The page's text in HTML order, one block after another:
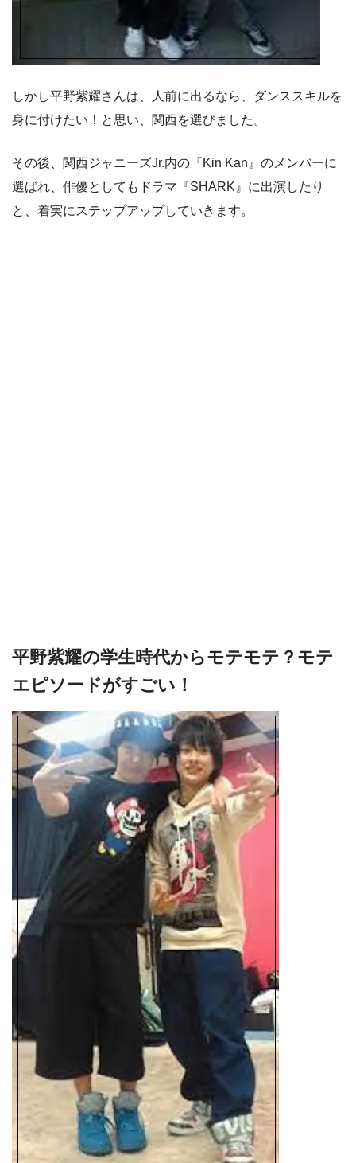
しかし平野紫耀さんは、人前に出るなら、ダンススキルを
身に付けたい！と思い、関西を選びました。
その後、関西ジャニーズJr.内の『Kin Kan』のメンバーに
選ばれ、俳優としてもドラマ『SHARK』に出演したり
と、着実にステップアップしていきます。
平野紫耀の学生時代からモテモテ？モテ
エピソードがすごい！